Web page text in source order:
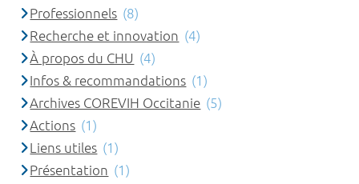
Professionnels (8)
Recherche et innovation (4)
À propos du CHU (4)
Infos & recommandations (1)
Archives COREVIH Occitanie (5)
Actions (1)
Liens utiles (1)
Présentation (1)